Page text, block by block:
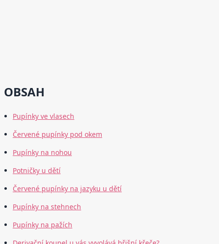
OBSAH
Pupínky ve vlasech
Červené pupínky pod okem
Pupínky na nohou
Potničky u dětí
Červené pupínky na jazyku u dětí
Pupínky na stehnech
Pupínky na pažích